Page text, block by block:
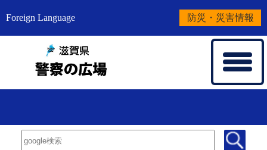
Foreign Language 防災・災害情報